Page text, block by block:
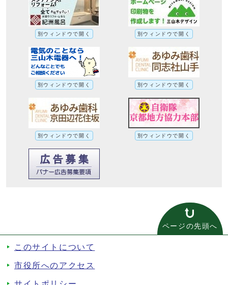
別ウィンドウで開く 別ウィンドウで開く
別ウィンドウで開く 別ウィンドウで開く
別ウィンドウで開く 別ウィンドウで開く
ページの先頭へ
このサイトについて
市役所へのアクセス